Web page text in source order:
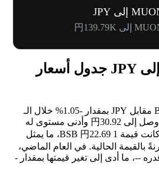
تحويل من BSB إلى JPY جدول أسعار
-1.05%
خلال الـ
24 ساعة الماضية، حيث وصل إلى 円30.92 وأدنى مستوى له
عند 円23.23. قبل شهر، كانت قيمة 1 BSB 円22.69، ما يمثل
بالقيمة الحالية. في العام الماضي،
--، ما أدى إلى تغير قيمتها بمقدار -